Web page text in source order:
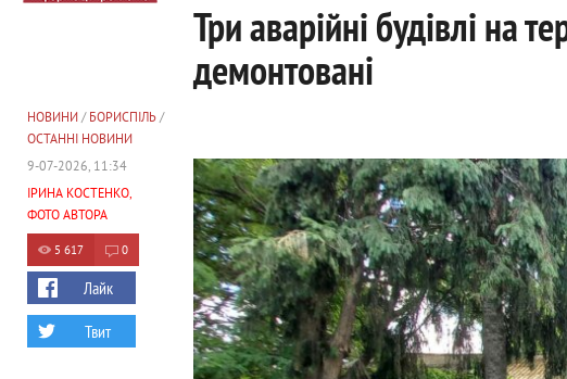
Три аварійні будівлі на
демонтовані
НОВИНИ/ БОРИСПІЛЬ/
ОСТАННІ НОВИНИ
9-07-2026, 11:34
ІРИНА КОСТЕНКО,
ФОТО АВТОРА
5 617 0
Лайк
Твит